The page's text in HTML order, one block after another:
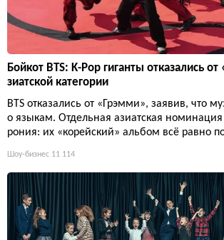
Бойкот BTS: K-Pop гиганты отказались
зиатской категории
BTS отказались от «Грэмми», заявив, что
о языкам. Отдельная азиатская
рония: их «корейский» альбом всё равно
Шоу-бизнес 11 114